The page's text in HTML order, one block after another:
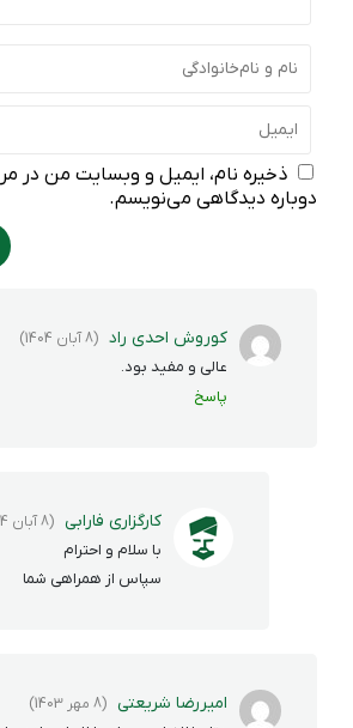
ذخیره نام، ایمیل و وبسایت من در
دوباره دیدگاهی می‌نویسم.
کوروش احدی راد (8 آبان 1404)
عالی و مفید بود.
پاسخ
کارگزاری فارابی (8 آبان 1404)
با سلام و احترام
سپاس از همراهی شما
امیررضا شریعتی (8 مهر 1403)